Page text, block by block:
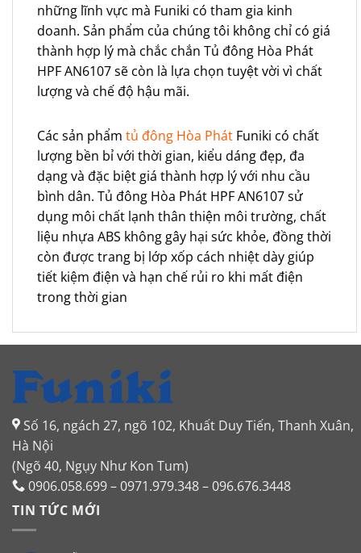
những lĩnh vực mà Funiki có tham gia kinh
doanh. Sản phẩm của chúng tôi không chỉ có giá
thành hợp lý mà chắc chắn Tủ đông Hòa Phát
HPF AN6107 sẽ còn là lựa chọn tuyệt vời vì chất
lượng và chế độ hậu mãi.
Các sản phẩm tủ đông Hòa Phát Funiki có chất
lượng bền bỉ với thời gian, kiểu dáng đẹp, đa
dạng và đặc biệt giá thành hợp lý với nhu cầu
bình dân. Tủ đông Hòa Phát HPF AN6107 sử
dụng môi chất lạnh thân thiện môi trường, chất
liệu nhựa ABS không gây hại sức khỏe, đồng thời
còn được trang bị lớp xốp cách nhiệt dày giúp
tiết kiệm điện và hạn chế rủi ro khi mất điện
trong thời gian
Số 16, ngách 27, ngõ 102, Khuất Duy Tiến, Thanh Xuân,
Hà Nội
(Ngõ 40, Ngụy Như Kon Tum)
0906.058.699 – 0971.979.348 – 096.676.3448
TIN TỨC MỚI